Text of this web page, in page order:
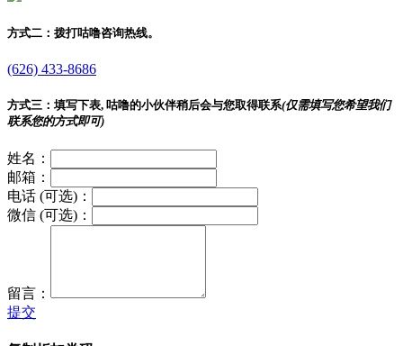
方式二： 拨打咕噜咨询热线。
(626) 433-8686
方式三： 填写下表, 咕噜的小伙伴稍后会与您取得联系(仅需填写您希望我们
联系您的方式即可)
姓名：
邮箱：
电话 (可选)：
微信 (可选)：
留言：
提交